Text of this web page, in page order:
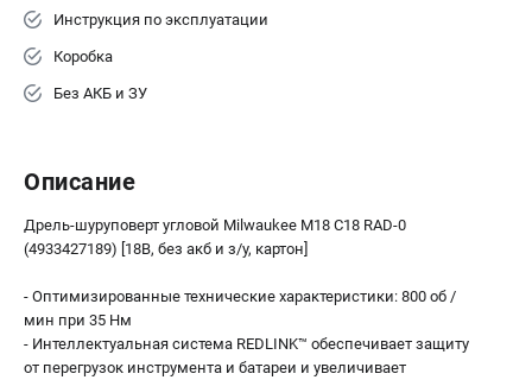
Инструкция по эксплуатации
Коробка
Без АКБ и ЗУ
Описание
Дрель-шуруповерт угловой Milwaukee M18 C18 RAD-0
(4933427189) [18В, без акб и з/у, картон]
- Оптимизированные технические характеристики: 800 об /
мин при 35 Нм
- Интеллектуальная система REDLINK™ обеспечивает защиту
от перегрузок инструмента и батареи и увеличивает